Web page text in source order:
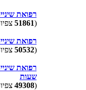
רפואת
(
51861
רפואת
(
50532
שעות
(
49308